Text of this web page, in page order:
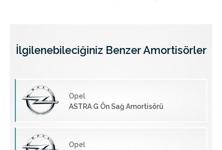
İlgilenebileciğiniz Benzer Amortisörler
Opel
ASTRA G Ön Sağ Amortisörü
Opel